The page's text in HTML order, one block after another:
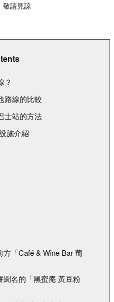
敬請見諒
？
路線的比較
士站的方法
施介紹
「Café & Wine Bar 葡
名的「黑蜜庵 黃豆粉